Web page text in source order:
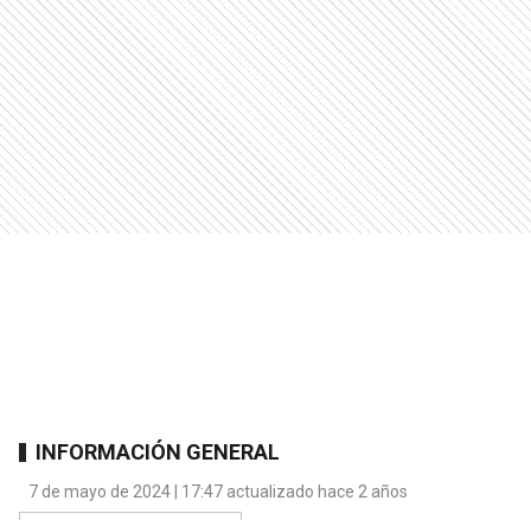
INFORMACIÓN GENERAL
7 de mayo de 2024 | 17:47 actualizado hace 2 años